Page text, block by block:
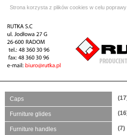
Strona korzysta z plików cookies w celu
Caps
Furniture glides
Furniture handles (7)